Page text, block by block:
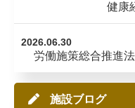
健康
2026.06.30
労働施策総合推進
施設ブログ